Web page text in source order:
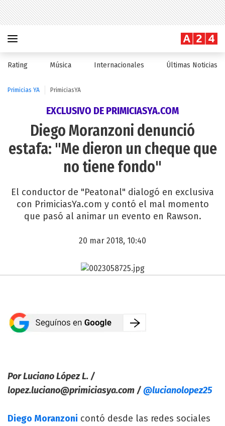
Rating Música Internacionales Últimas Noticias
Primicias YA PrimiciasYA
EXCLUSIVO DE PRIMICIASYA.COM
Diego Moranzoni denunció
estafa: "Me dieron un cheque que
no tiene fondo"
El conductor de "Peatonal" dialogó en exclusiva
con PrimiciasYa.com y contó el mal momento
que pasó al animar un evento en Rawson.
20 mar 2018, 10:40
Por Luciano López L. /
lopez.luciano@primiciasya.com /@lucianolopez25
Diego Moranzoni contó desde las redes sociales